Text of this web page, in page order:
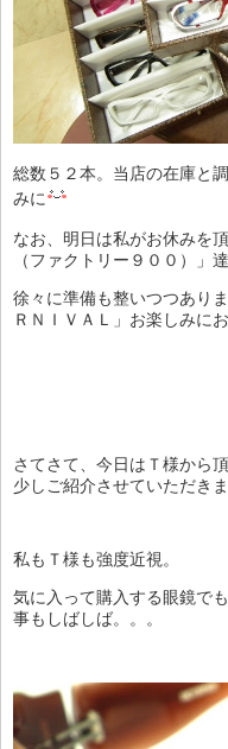
総数５２本。当店の在庫と
みに
なお、明日は私がお休みを
（ファクトリー９００）」
徐々に準備も整いつつあり
ＲＮＩＶＡＬ」お楽しみに
さてさて、今日はＴ様から
少しご紹介させていただきま
私もＴ様も強度近視。
気に入って購入する眼鏡で
事もしばしば。。。